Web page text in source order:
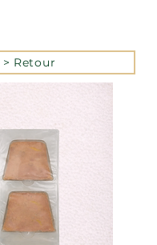
> Retour